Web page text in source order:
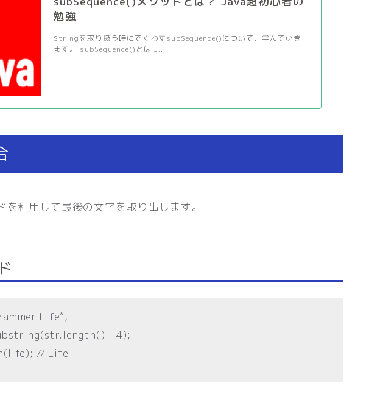
勉強
Stringを取り扱う時にでくわすsubSequence()について、学んでいき
ます。 subSequence()とは J...
利用して最後の文字を取り出します。
Life”;
– 4);
// Life